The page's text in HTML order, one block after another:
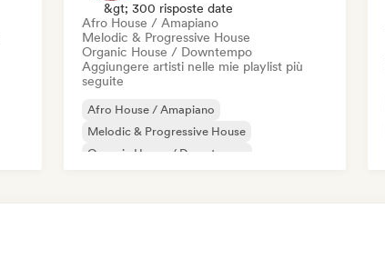
&gt; 300 risposte date
Afro House / Amapiano
Melodic & Progressive House
Organic House / Downtempo
Aggiungere artisti nelle mie playlist più
seguite
Afro House / Amapiano
Melodic & Progressive House
Organic House / Downtempo